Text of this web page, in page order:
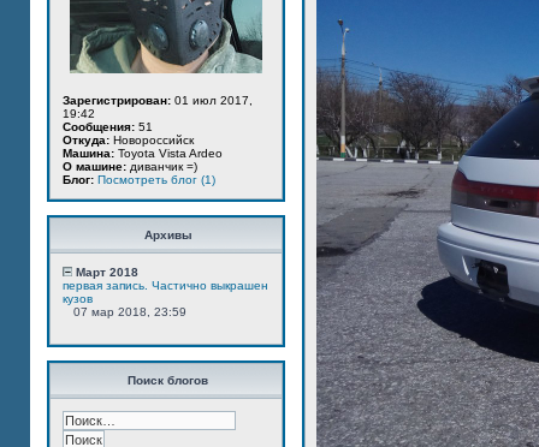
Зарегистрирован: 01 июл 2017,
19:42
Сообщения: 51
Откуда: Новороссийск
Машина: Toyota Vista Ardeo
О машине: диванчик =)
Блог: Посмотреть блог (1)
Архивы
Март 2018
первая запись. Частично выкрашен
кузов
07 мар 2018, 23:59
Поиск блогов